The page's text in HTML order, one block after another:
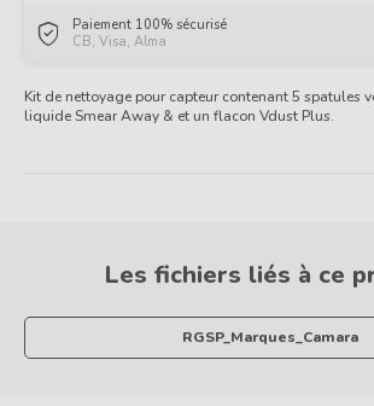
Paiement 100% sécurisé
CB, Visa, Alma
Kit de nettoyage pour capteur contenant 5 spatules
liquide Smear Away & et un flacon Vdust Plus.
Les fichiers liés à ce
RGSP_Marques_Camara